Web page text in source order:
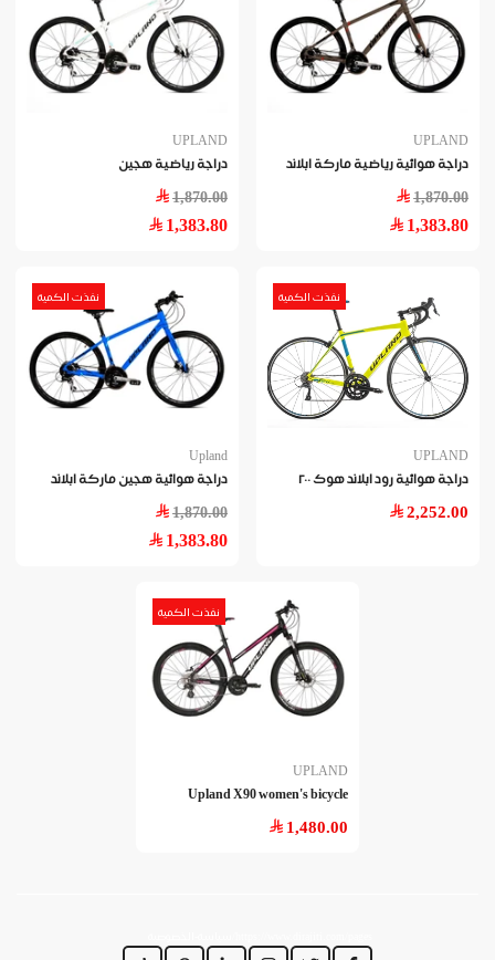
UPLAND
دراجة هوائية رياضية ماركة ابلاند
1,870.00
1,383.80
UPLAND
دراجة رياضية هجين
1,870.00
1,383.80
نفذت الكمية
UPLAND
دراجة هوائية رود ابلاند هوك ٢٠٠
2,252.00
نفذت الكمية
Upland
دراجة هوائية هجين ماركة ابلاند
1,870.00
1,383.80
نفذت الكمية
UPLAND
Upland X90 women's bicycle
1,480.00